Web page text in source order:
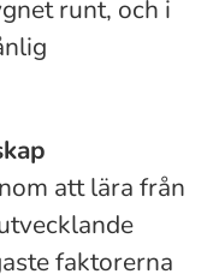
runt, och i
att lära från
faktorerna